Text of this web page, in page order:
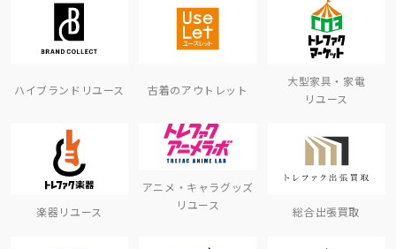
ハイブランドリユース 古着のアウトレット
大型家具・家電
リユース
楽器リユース
アニメ・キャラグッズ
リユース
総合出張買取